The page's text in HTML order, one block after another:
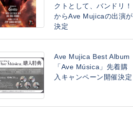
クトとして、バンドリ！
からAve Mujicaの出演が
決定
Ave Mujica Best Album
「Ave Música」先着購
入キャンペーン開催決定